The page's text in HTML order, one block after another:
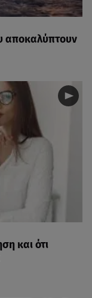
αποκαλύπτουν
και ότι